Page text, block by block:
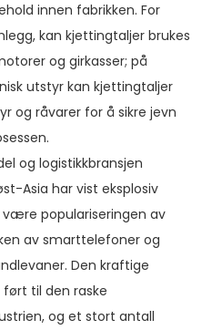
innen fabrikken. For
kan kjettingtaljer brukes
og girkasser; på
utstyr kan kjettingtaljer
og råvarer for å sikre jevn
og logistikkbransjen
Asia har vist eksplosiv
populariseringen av
av smarttelefoner og
Den kraftige
til den raske
og et stort antall